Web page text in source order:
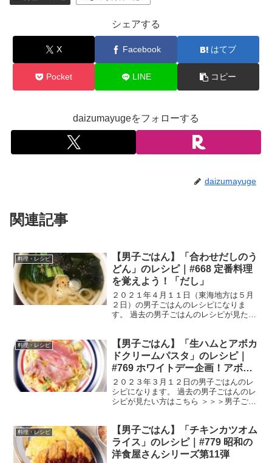
シェアする
X Facebook はてブ
Pocket LINE コピー
daizumayugeをフォローする
daizumayuge
関連記事
料理・レシピ
【男子ごはん】「合わせだしのう
どん」のレシピ｜#668 定番料理
を覚えよう！「だし」
２０２１年４月１１日（東海地方は５月
２日）の男子ごはんのレシピになりま
す。 過去の男子ごはんのレシピが見たい
典：） 材料 合わせだし ４００cc冷凍
うどん ２玉ほ...
料理・レシピ
【男子ごはん】「生ハムとアボカ
ドクリームパスタ」のレシピ｜
#769 ホワイトデー企画！アボカ
ド返し２０２３！
２０２３年３月１２日の男子ごはんのレ
シピになります。 過去の男子ごはんのレ
シピが見たい方はこちら ＞＞＞男子ごは
スパゲティーニ １８０g 生ハム １０
０g アボカ...
料理・レシピ
【男子ごはん】「チキンカツオム
ライス」のレシピ｜#779 昭和の
洋食屋さんシリーズ第11弾